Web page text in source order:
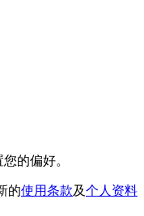
的偏好。
的使用条款及个人资料